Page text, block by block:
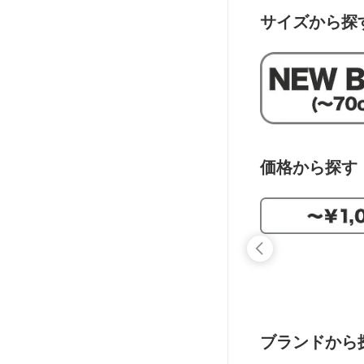
サイズから探
価格から探す
ブランドから